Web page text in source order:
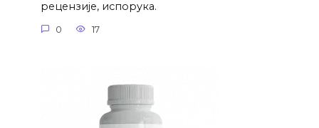
рецензије, испорука.
0 17